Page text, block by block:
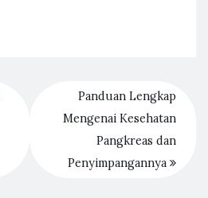
Panduan Lengkap
Mengenai Kesehatan
Pangkreas dan
Penyimpangannya